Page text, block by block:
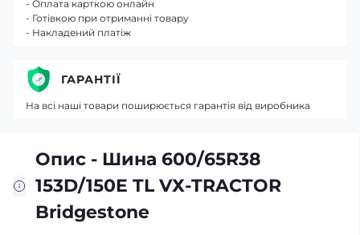
Опис - Шина 600/65R38
153D/150E TL VХ-TRACTOR
Bridgestone
- Оплата карткою онлайн
- Готівкою при отриманні товару
- Накладений платіж
ГАРАНТІЇ
На всі наші товари поширюється гарантія від виробника